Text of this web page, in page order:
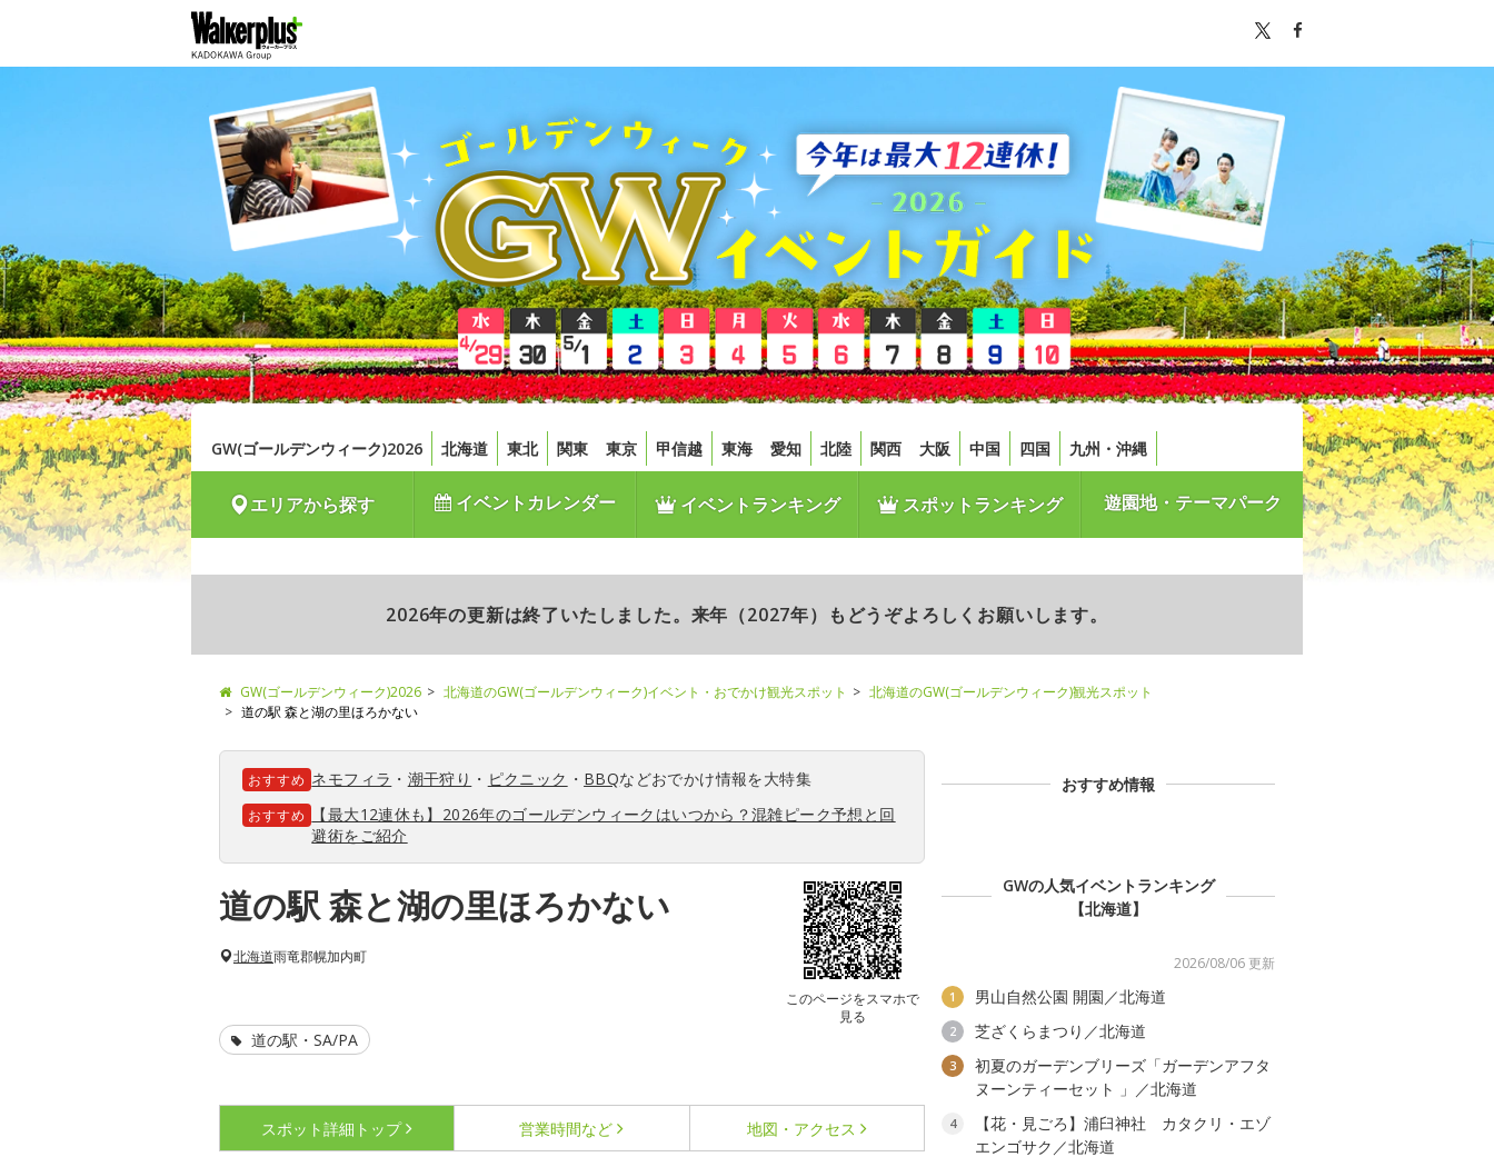
GW(ゴールデンウィーク)2026 北海道 東北 関東 東京 甲信越 東海 愛知 北陸 関西 大阪 中国 四国 九州・沖縄
エリアから探す イベントカレンダー イベントランキング スポットランキング 遊園地・テーマパーク
2026年の更新は終了いたしました。来年（2027年）もどうぞよろしくお願いします。
GW(ゴールデンウィーク)2026 北海道のGW(ゴールデンウィーク)イベント・おでかけ観光スポット
北海道のGW(ゴールデンウィーク)観光スポット
道の駅 森と湖の里ほろかない
おすすめ ネモフィラ ・ 潮干狩り ・ ピクニック ・ BBQなどおでかけ情報を大特集
おすすめ
【最大12連休も】2026年のゴールデンウィークはいつから？混雑ピーク予想と回
避術をご紹介
道の駅 森と湖の里ほろかない
このページをスマホで
見る
北海道雨竜郡幌加内町
道の駅・SA/PA
スポット詳細 トップ 営業時間など 地図・アクセス
おすすめ情報
GWの人気イベントランキング
【北海道】
2026/08/06 更新
1 男山自然公園 開園／北海道
2 芝ざくらまつり／北海道
3
初夏のガーデンブリーズ「ガーデンアフタ
ヌーンティーセット 」／北海道
4
【花・見ごろ】浦臼神社 カタクリ・エゾ
エンゴサク／北海道